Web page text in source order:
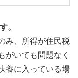
。
み、所得が住民税
がいても問題なく
養に入っている場